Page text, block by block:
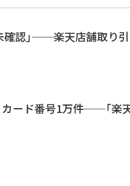
確認」──楽天店舗取り
ード番号1万件──「楽